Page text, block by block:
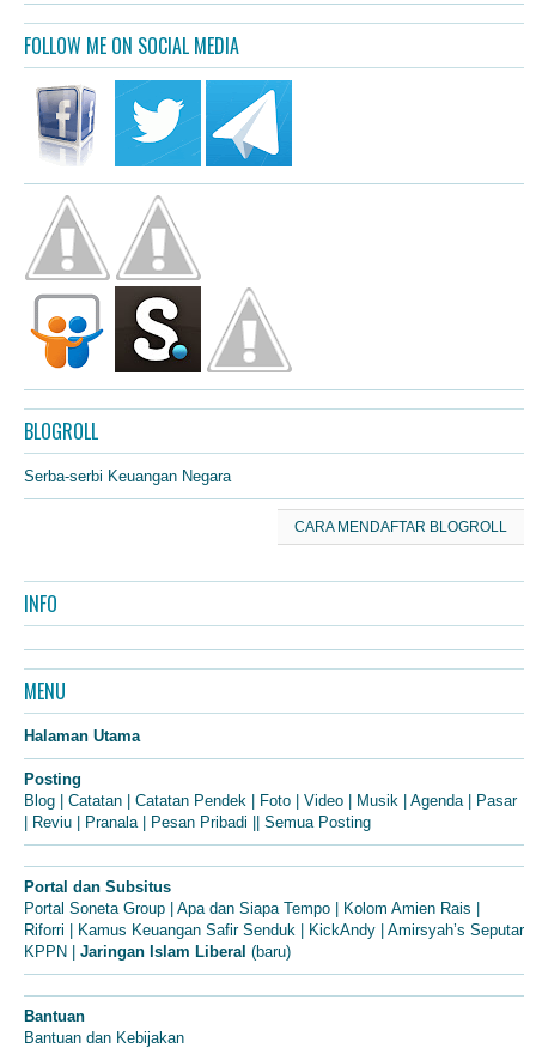
FOLLOW ME ON SOCIAL MEDIA
BLOGROLL
Serba-serbi Keuangan Negara
CARA MENDAFTAR BLOGROLL
INFO
MENU
Halaman Utama
Posting
Blog | Catatan | Catatan Pendek | Foto | Video | Musik | Agenda | Pasar
| Reviu | Pranala | Pesan Pribadi || Semua Posting
Portal dan Subsitus
Portal Soneta Group | Apa dan Siapa Tempo | Kolom Amien Rais |
Riforri | Kamus Keuangan Safir Senduk | KickAndy | Amirsyah’s Seputar
KPPN | Jaringan Islam Liberal (baru)
Bantuan
Bantuan dan Kebijakan